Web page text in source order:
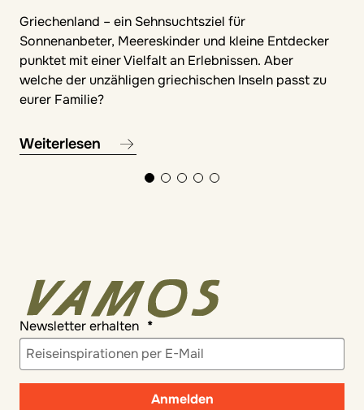
Griechenland – ein Sehnsuchtsziel für
Sonnenanbeter, Meereskinder und kleine Entdecker
punktet mit einer Vielfalt an Erlebnissen. Aber
welche der unzähligen griechischen Inseln passt zu
eurer Familie?
Weiterlesen
Newsletter erhalten
Anmelden